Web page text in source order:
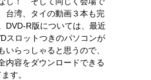
台湾、タイの動画３本も完
DVD-R版については、最近
スロットつきのパソコンが
いらっしゃると思うので、
内容をダウンロードできる
す。